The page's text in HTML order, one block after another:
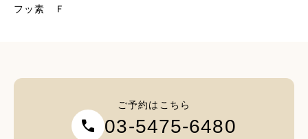
フッ素 Ｆ
ご予約はこちら
call 03-5475-6480